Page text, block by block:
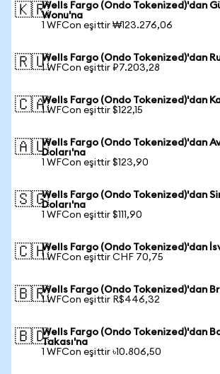
🇰🇷Wells Fargo (Ondo Tokenized)'dan
Wonu'na
1 WFCon eşittir ₩123.276,06
🇷🇺Wells Fargo (Ondo Tokenized)'dan
1 WFCon eşittir ₽7.203,28
🇨🇦Wells Fargo (Ondo Tokenized)'dan
1 WFCon eşittir $122,15
🇦🇺Wells Fargo (Ondo Tokenized)'dan
Doları'na
1 WFCon eşittir $123,90
🇸🇬Wells Fargo (Ondo Tokenized)'dan
Doları'na
1 WFCon eşittir $111,90
🇨🇭Wells Fargo (Ondo Tokenized)'dan
1 WFCon eşittir CHF 70,75
🇧🇷Wells Fargo (Ondo Tokenized)'dan
1 WFCon eşittir R$446,32
🇧🇩Wells Fargo (Ondo Tokenized)'dan
Takası'na
1 WFCon eşittir ৳10.806,50